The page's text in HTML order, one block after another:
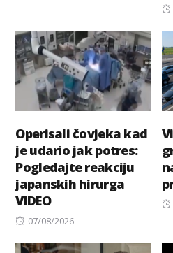
Operisali čovjeka kad
je udario jak potres:
Pogledajte reakciju
japanskih hirurga
VIDEO
Posted
07/08/2026